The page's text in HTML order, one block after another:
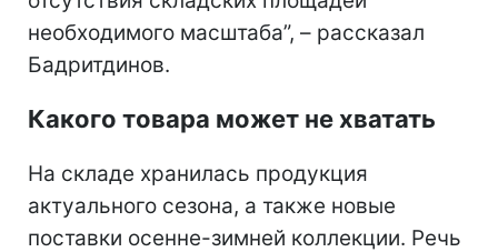
необходимого масштаба”, – рассказал
Бадритдинов.
Какого товара может не хватать
На складе хранилась продукция
актуального сезона, а также новые
поставки осенне-зимней коллекции. Речь